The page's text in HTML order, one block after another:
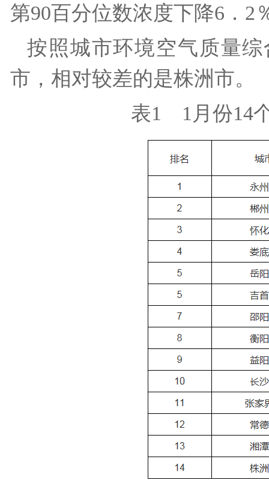
第90百分位数浓度下降6．2
按照城市环境空气质量
市，相对较差的是株洲市。
表1 1月份14